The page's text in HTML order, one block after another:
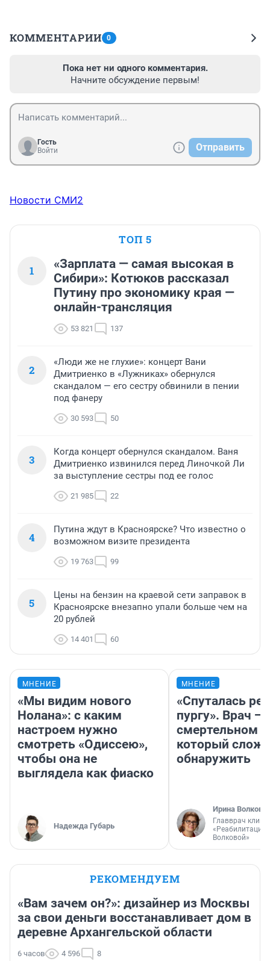
КОММЕНТАРИИ 0
Пока нет ни одного комментария.
Начните обсуждение первым!
Гость
Войти
Отправить
Новости СМИ2
ТОП 5
1
«Зарплата — самая высокая в
Сибири»: Котюков рассказал
Путину про экономику края —
онлайн-трансляция
53 821 137
2
«Люди же не глухие»: концерт Вани
Дмитриенко в «Лужниках» обернулся
скандалом — его сестру обвинили в пении
под фанеру
30 593 50
3
Когда концерт обернулся скандалом. Ваня
Дмитриенко извинился перед Линочкой Ли
за выступление сестры под ее голос
21 985 22
4
Путина ждут в Красноярске? Что известно о
возможном визите президента
19 763 99
5
Цены на бензин на краевой сети заправок в
Красноярске внезапно упали больше чем на
20 рублей
14 401 60
МНЕНИЕ
«Мы видим нового
Нолана»: с каким
настроем нужно
смотреть «Одиссею»,
чтобы она не
выглядела как фиаско
Надежда Губарь
МНЕНИЕ
«Спуталась
пургу». Врач —
смертельном
который
обнаружить
Ирина Волкова
Главврач
«Реабилитация
Волковой»
РЕКОМЕНДУЕМ
«Вам зачем он?»: дизайнер из Москвы
за свои деньги восстанавливает дом в
деревне Архангельской области
6 часов 4 596 8